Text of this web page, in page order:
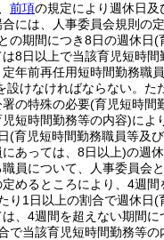
前項の規定により週休日及
合には、人事委員会規則の
の期間につき8日の週休日(
は8日以上で当該育児短時間
年前再任用短時間勤務職
設けなければならない。 た
の特殊の必要(育児短時間
短時間勤務等の内容)によ
(育児短時間勤務職員等及
あっては、8日以上)の週
員について、人事委員会
めるところにより、4週間
り1日以上の割合で週休日(
、4週間を超えない期間に
で当該育児短時間勤務等